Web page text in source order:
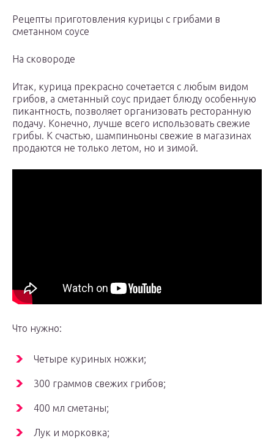
Рецепты приготовления курицы с грибами в
сметанном соусе
На сковороде
Итак, курица прекрасно сочетается с любым видом
грибов, а сметанный соус придает блюду особенную
пикантность, позволяет организовать ресторанную
подачу. Конечно, лучше всего использовать свежие
грибы. К счастью, шампиньоны свежие в магазинах
продаются не только летом, но и зимой.
Что нужно:
Четыре куриных ножки;
300 граммов свежих грибов;
400 мл сметаны;
Лук и морковка;